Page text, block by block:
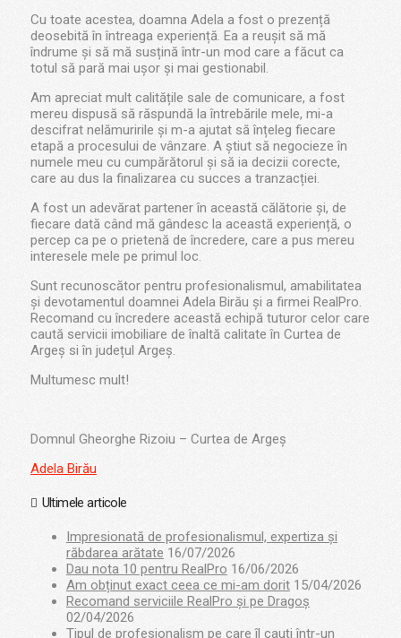
Cu toate acestea, doamna Adela a fost o prezență
deosebită în întreaga experiență. Ea a reușit să mă
îndrume și să mă susțină într-un mod care a făcut ca
totul să pară mai ușor și mai gestionabil.
Am apreciat mult calitățile sale de comunicare, a fost
mereu dispusă să răspundă la întrebările mele, mi-a
descifrat nelămuririle și m-a ajutat să înțeleg fiecare
etapă a procesului de vânzare. A știut să negocieze în
numele meu cu cumpărătorul și să ia decizii corecte,
care au dus la finalizarea cu succes a tranzacției.
A fost un adevărat partener în această călătorie și, de
fiecare dată când mă gândesc la această experiență, o
percep ca pe o prietenă de încredere, care a pus mereu
interesele mele pe primul loc.
Sunt recunoscător pentru profesionalismul, amabilitatea
și devotamentul doamnei Adela Birău și a firmei RealPro.
Recomand cu încredere această echipă tuturor celor care
caută servicii imobiliare de înaltă calitate în Curtea de
Argeș si în județul Argeș.
Multumesc mult!
Domnul Gheorghe Rizoiu – Curtea de Argeș
Adela Birău
Ultimele articole
Impresionată de profesionalismul, expertiza și
răbdarea arătate 16/07/2026
Dau nota 10 pentru RealPro 16/06/2026
Am obținut exact ceea ce mi-am dorit 15/04/2026
Recomand serviciile RealPro și pe Dragoș
02/04/2026
Tipul de profesionalism pe care îl cauți într-un